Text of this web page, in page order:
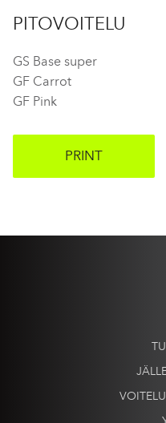
PITOVOITELU
GS Base super
GF Carrot
GF Pink
PRINT